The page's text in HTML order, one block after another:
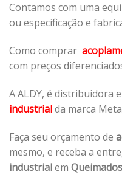
Contamos com uma
ou especificação e
Como comprar
com preços
A ALDY, é distribuidora
industrialda marca
Faça seu orçamento de
mesmo, e receba a
industrialem